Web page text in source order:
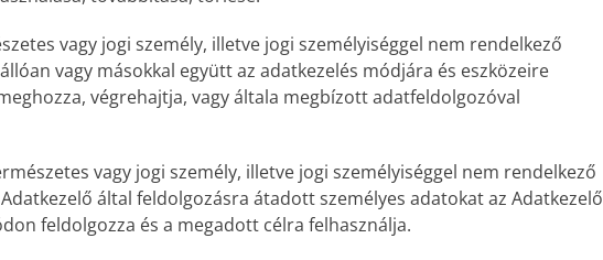
vagy jogi személy, illetve jogi személyiséggel nem rendelkező
vagy másokkal együtt az adatkezelés módjára és eszközeire
végrehajtja, vagy általa megbízott adatfeldolgozóval
vagy jogi személy, illetve jogi személyiséggel nem rendelkező
által feldolgozásra átadott személyes adatokat az Adatkezelő
feldolgozza és a megadott célra felhasználja.